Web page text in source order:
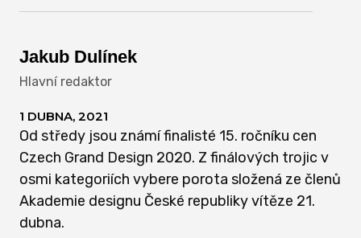
Jakub Dulínek
Hlavní redaktor
1 DUBNA, 2021
Od středy jsou známí finalisté 15. ročníku cen
Czech Grand Design 2020. Z finálových trojic v
osmi kategoriích vybere porota složená ze členů
Akademie designu České republiky vítěze 21.
dubna.